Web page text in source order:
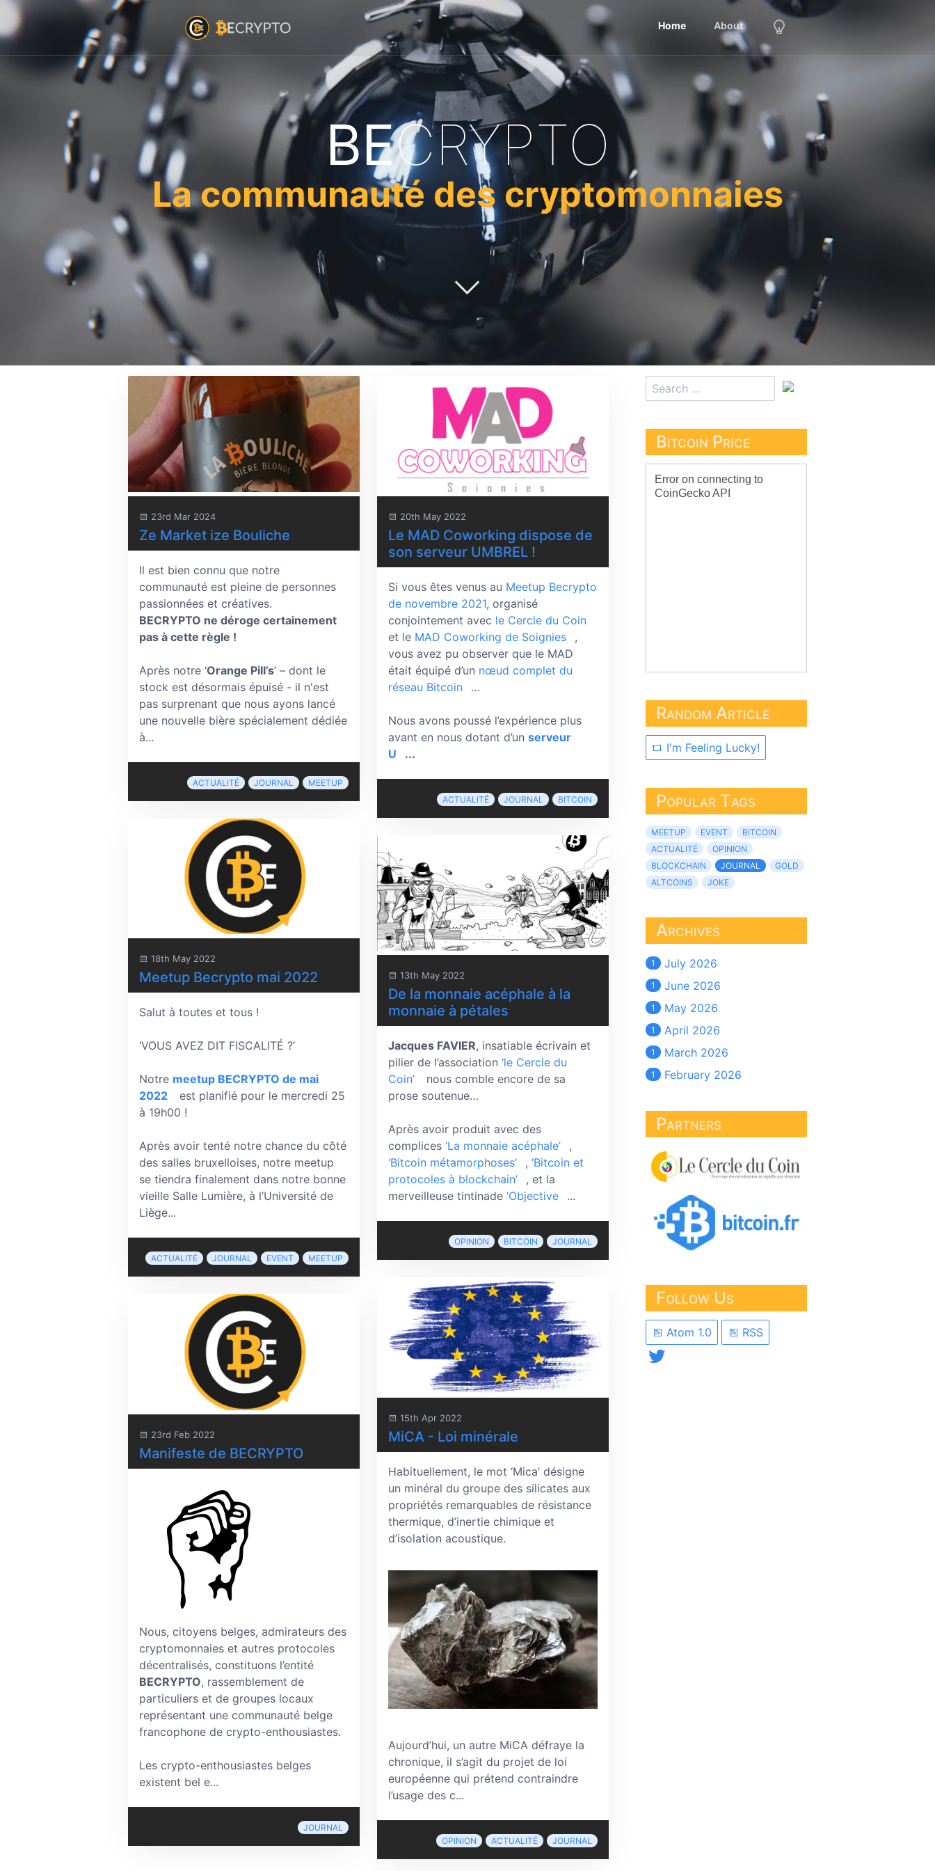
Home About
BECRYPTO
La communauté des cryptomonnaies
23rd Mar 2024
Ze Market ize Bouliche
Il est bien connu que notre
communauté est pleine de personnes
passionnées et créatives.
BECRYPTO ne déroge certainement
pas à cette règle !
Après notre ‘Orange Pill’s’ – dont le
stock est désormais épuisé - il n'est
pas surprenant que nous ayons lancé
une nouvelle bière spécialement dédiée
à...
ACTUALITÉ JOURNAL MEETUP
18th May 2022
Meetup Becrypto mai 2022
Salut à toutes et tous !
‘VOUS AVEZ DIT FISCALITÉ ?’
Notre meetup BECRYPTO de mai
2022
est planifié pour le mercredi 25
à 19h00 !
Après avoir tenté notre chance du côté
des salles bruxelloises, notre meetup
se tiendra finalement dans notre bonne
vieille Salle Lumière, à l’Université de
Liège...
ACTUALITÉ JOURNAL EVENT MEETUP
23rd Feb 2022
Manifeste de BECRYPTO
Nous, citoyens belges, admirateurs des
cryptomonnaies et autres protocoles
décentralisés, constituons l’entité
BECRYPTO, rassemblement de
particuliers et de groupes locaux
représentant une communauté belge
francophone de crypto-enthousiastes.
Les crypto-enthousiastes belges
existent bel e...
JOURNAL
20th May 2022
Le MAD Coworking dispose de
son serveur UMBREL !
Si vous êtes venus au Meetup Becrypto
de novembre 2021, organisé
conjointement avec le Cercle du Coin
et le MAD Coworking de Soignies
,
vous avez pu observer que le MAD
était équipé d’un nœud complet du
réseau Bitcoin
…
Nous avons poussé l’expérience plus
avant en nous dotant d’un serveur
U
...
ACTUALITÉ JOURNAL BITCOIN
13th May 2022
De la monnaie acéphale à la
monnaie à pétales
Jacques FAVIER, insatiable écrivain et
pilier de l’association ‘le Cercle du
Coin’
nous comble encore de sa
prose soutenue…
Après avoir produit avec des
complices ‘La monnaie acéphale’
,
‘Bitcoin métamorphoses’
, ‘Bitcoin et
protocoles à blockchain’
, et la
merveilleuse tintinade ‘Objective ...
OPINION BITCOIN JOURNAL
15th Apr 2022
MiCA - Loi minérale
Habituellement, le mot ‘Mica’ désigne
un minéral du groupe des silicates aux
propriétés remarquables de résistance
thermique, d’inertie chimique et
d’isolation acoustique.
Aujourd’hui, un autre MiCA défraye la
chronique, il s’agit du projet de loi
européenne qui prétend contraindre
l’usage des c...
OPINION ACTUALITÉ JOURNAL
Bitcoin Price
Random Article
I'm Feeling Lucky!
Popular Tags
MEETUP EVENT
BITCOIN
ACTUALITÉ
OPINION
BLOCKCHAIN
JOURNAL
GOLD
ALTCOINS
JOKE
Archives
1 July 2026
1 June 2026
1 May 2026
1 April 2026
1 March 2026
1 February 2026
Partners
Follow Us
Atom 1.0 RSS